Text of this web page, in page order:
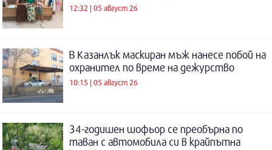
12:32 | 05 август 26
В Казанлък маскиран мъж нанесе побой на
охранител по време на дежурство
10:15 | 05 август 26
34-годишен шофьор се преобърна по
таван с автомобила си в крайпътна